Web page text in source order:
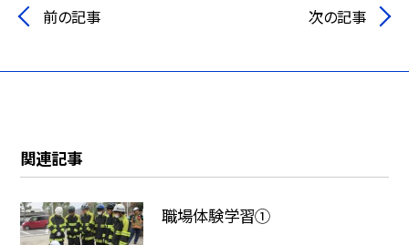
前の記事 次の記事
関連記事
職場体験学習①